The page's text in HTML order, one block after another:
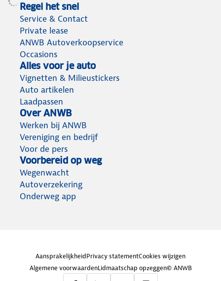
Regel het snel
Service & Contact
Private lease
ANWB Autoverkoopservice
Occasions
Alles voor je auto
Vignetten & Milieustickers
Auto artikelen
Laadpassen
Over ANWB
Werken bij ANWB
Vereniging en bedrijf
Voor de pers
Voorbereid op weg
Wegenwacht
Autoverzekering
Onderweg app
AansprakelijkheidPrivacy statementCookies wijzigen
Algemene voorwaardenLidmaatschap opzeggen© ANWB